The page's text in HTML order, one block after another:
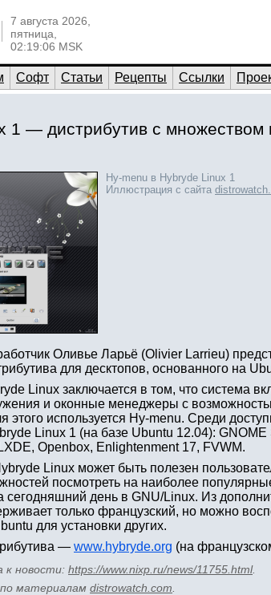
7 августа 2026,
пятница,
02:19:06 MSK
Софт Статьи Рецепты Ссылки
1 — дистрибутив с множеством
Hy-menu в Hybryde Linux 1
Иллюстрация с сайта
Оливье Ларьё (Olivier Larrieu)
для десктопов, основанного на
Linux заключается в том, что система
и оконные менеджеры с
используется Hy-menu. Среди
Linux 1 (на базе Ubuntu 12.04):
Openbox, Enlightenment 17, FVWM.
Linux может быть полезен
посмотреть на наиболее
день в GNU/Linux. Из
только французский, но можно
для установки других.
— www.hybryde.org (на
к новости: https://www.nixp.ru/news/11755.html.
по материалам distrowatch.com